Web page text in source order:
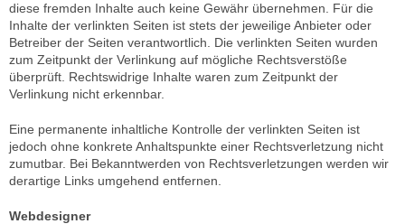
diese fremden Inhalte auch keine Gewähr übernehmen. Für die
Inhalte der verlinkten Seiten ist stets der jeweilige Anbieter oder
Betreiber der Seiten verantwortlich. Die verlinkten Seiten wurden
zum Zeitpunkt der Verlinkung auf mögliche Rechtsverstöße
überprüft. Rechtswidrige Inhalte waren zum Zeitpunkt der
Verlinkung nicht erkennbar.
Eine permanente inhaltliche Kontrolle der verlinkten Seiten ist
jedoch ohne konkrete Anhaltspunkte einer Rechtsverletzung nicht
zumutbar. Bei Bekanntwerden von Rechtsverletzungen werden wir
derartige Links umgehend entfernen.
Webdesigner